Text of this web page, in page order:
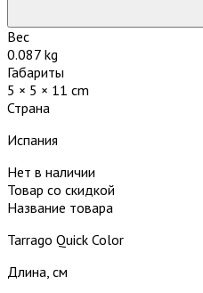
Вес
0.087 kg
Габариты
5 × 5 × 11 cm
Страна
Испания
Нет в наличии
Товар со скидкой
Название товара
Tarrago Quick Color
Длина, см